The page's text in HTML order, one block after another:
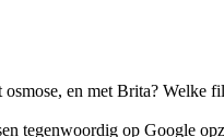
en met Brita? Welke
tegenwoordig op Google